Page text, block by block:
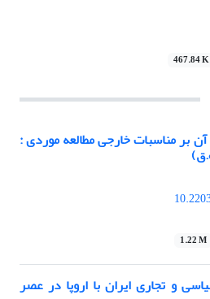
467.84 K
آن بر مناسبات خارجی مطالعه موردی :
1.22 M
و تجاری ایران با اروپا در عصر